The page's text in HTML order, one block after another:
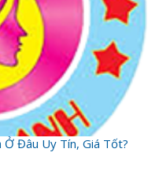
Đâu Uy Tín, Giá Tốt?